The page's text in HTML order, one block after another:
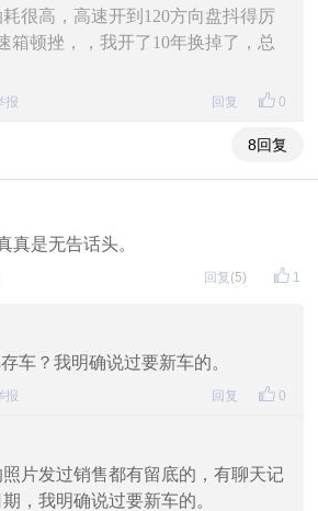
很高，高速开到120方向盘抖得厉
箱顿挫，，我开了10年换掉了，总
0
报 回复
8回复
真是无告话头。
1
回复 (5)
车？我明确说过要新车的。
0
报 回复
片发过销售都有留底的，有聊天记
，我明确说过要新车的。